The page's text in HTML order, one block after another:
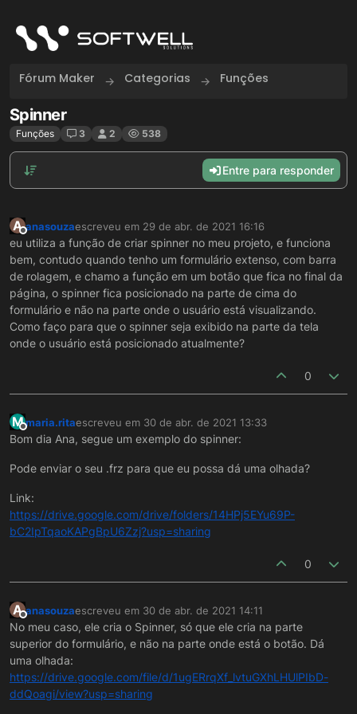
Fórum Maker Categorias Funções
Spinner
Funções 3 2 538
Entre para responder
A
Offline
anasouzaescreveu em 29 de abr. de 2021 16:16
última edição por
eu utiliza a função de criar spinner no meu projeto, e funciona
bem, contudo quando tenho um formulário extenso, com barra
de rolagem, e chamo a função em um botão que fica no final da
página, o spinner fica posicionado na parte de cima do
formulário e não na parte onde o usuário está visualizando.
Como faço para que o spinner seja exibido na parte da tela
onde o usuário está posicionado atualmente?
0
M
Offline
maria.ritaescreveu em 30 de abr. de 2021 13:33
última edição por
Bom dia Ana, segue um exemplo do spinner:
Pode enviar o seu .frz para que eu possa dá uma olhada?
Link:
https://drive.google.com/drive/folders/14HPj5EYu69P-
bC2IpTqaoKAPgBpU6Zzj?usp=sharing
0
A
Offline
anasouzaescreveu em 30 de abr. de 2021 14:11
última edição por
No meu caso, ele cria o Spinner, só que ele cria na parte
superior do formulário, e não na parte onde está o botão. Dá
uma olhada:
https://drive.google.com/file/d/1ugERrqXf_lvtuGXhLHUlPIbD-
ddQoagi/view?usp=sharing